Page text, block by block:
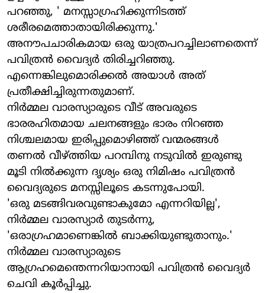
പറഞ്ഞു, ' മനസ്സാഗ്രഹിക്കുന്നിടത്ത്
ശരീരമെത്താതായിരിക്കുന്നു.'
അനൗപചാരികമായ ഒരു യാത്രപറച്ചിലാണതെന്ന്
പവിത്രന്‍ വൈദ്യര്‍ തിരിച്ചറിഞ്ഞു.
എന്നെങ്കിലുമൊരിക്കല്‍ അയാള്‍ അത്
പ്രതീക്ഷിച്ചിരുന്നതുമാണ്.
നിര്‍മ്മല വാരസ്യാരുടെ വീട് അവരുടെ
ഭാരരഹിതമായ ചലനങ്ങളും ഭാരം നിറഞ്ഞ
നിശ്ചലമായ ഇരിപ്പുമൊഴിഞ്ഞ് വന്മരങ്ങള്‍
തണല്‍ വീഴ്ത്തിയ പറമ്പിനു നടുവില്‍ ഇരുണ്ടു
മൂടി നില്‍ക്കുന്ന ദൃശ്യം ഒരു നിമിഷം പവിത്രന്‍
വൈദ്യരുടെ മനസ്സിലൂടെ കടന്നുപോയി.
'ഒരു മടങ്ങിവരവുണ്ടാകുമോ എന്നറിയില്ല',
നിര്‍മ്മല വാരസ്യാര്‍ തുടര്‍ന്നു,
'ഒരാഗ്രഹമാണെങ്കില്‍ ബാക്കിയുണ്ടുതാനും.'
നിര്‍മ്മല വാരസ്യാരുടെ
ആഗ്രഹമെന്തെന്നറിയാനായി പവിത്രന്‍ വൈദ്യര്‍
ചെവി കൂര്‍പ്പിച്ചു.